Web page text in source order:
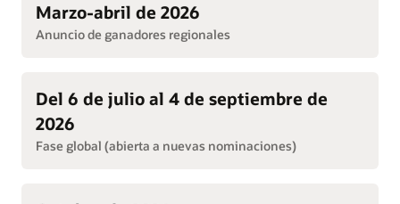
Marzo-abril de 2026
Anuncio de ganadores regionales
Del 6 de julio al 4 de septiembre de
2026
Fase global (abierta a nuevas nominaciones)